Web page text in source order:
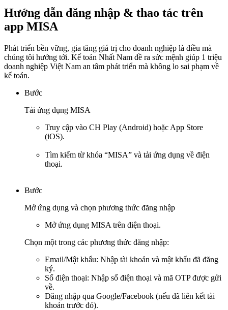
Hướng dẫn đăng nhập & thao tác trên
app MISA
Phát triển bền vững, gia tăng giá trị cho doanh nghiệp là điều mà
chúng tôi hướng tới. Kế toán Nhất Nam đề ra sức mệnh giúp 1 triệu
doanh nghiệp Việt Nam an tâm phát triển mà không lo sai phạm về
kế toán.
Bước
Tải ứng dụng MISA
Truy cập vào CH Play (Android) hoặc App Store
(iOS).
Tìm kiếm từ khóa “MISA” và tải ứng dụng về điện
thoại.
Bước
Mở ứng dụng và chọn phương thức đăng nhập
Mở ứng dụng MISA trên điện thoại.
Chọn một trong các phương thức đăng nhập:
Email/Mật khẩu: Nhập tài khoản và mật khẩu đã đăng
ký.
Số điện thoại: Nhập số điện thoại và mã OTP được gửi
về.
Đăng nhập qua Google/Facebook (nếu đã liên kết tài
khoản trước đó).